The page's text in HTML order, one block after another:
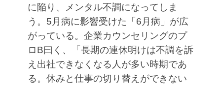
に陥り、メンタル不調になってしま
う。5月病に影響受けた「6月病」が広
がっている。企業カウンセリングのプ
ロB曰く、「長期の連休明けは不調を訴
え出社できなくなる人が多い時期であ
る。休みと仕事の切り替えができない